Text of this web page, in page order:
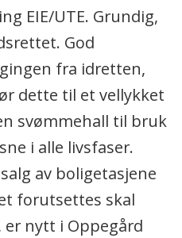
EIE/UTE. Grundig,
God
fra idretten,
dette til et vellykket
svømmehall til bruk
i alle livsfaser.
av boligetasjene
forutsettes skal
er nytt i Oppegård